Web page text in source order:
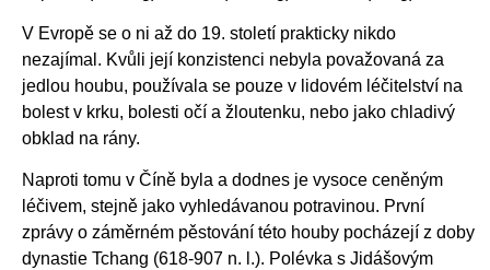
V Evropě se o ni až do 19. století prakticky nikdo
nezajímal. Kvůli její konzistenci nebyla považovaná za
jedlou houbu, používala se pouze v lidovém léčitelství na
bolest v krku, bolesti očí a žloutenku, nebo jako chladivý
obklad na rány.
Naproti tomu v Číně byla a dodnes je vysoce ceněným
léčivem, stejně jako vyhledávanou potravinou. První
zprávy o záměrném pěstování této houby pocházejí z doby
dynastie Tchang (618-907 n. l.). Polévka s Jidášovým